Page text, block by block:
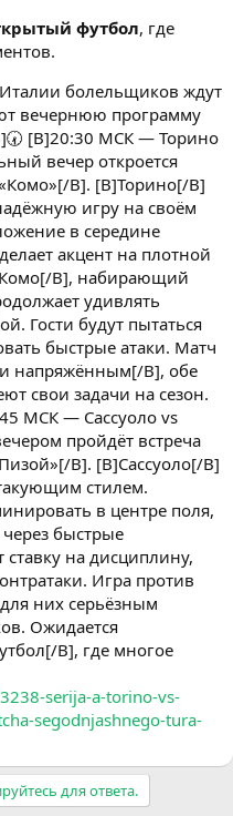
футбол, где
болельщиков ждут
вечернюю программу
[B]20:30 МСК — Торино
вечер откроется
B]. [B]Торино[/B]
игру на своём
в середине
акцент на плотной
B], набирающий
удивлять
Гости будут пытаться
быстрые атаки. Матч
и напряжённым[/B], обе
свои задачи на сезон.
МСК — Сассуоло vs
пройдёт встреча
B]. [B]Сассуоло[/B]
стилем.
в центре поля,
быстрые
на дисциплину,
Игра против
них серьёзным
Ожидается
B], где многое
serija-a-torino-vs-
segodnjashnego-tura-
для ответа.